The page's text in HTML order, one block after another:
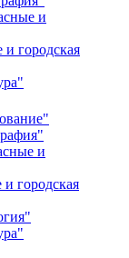
и
городская
и
городская